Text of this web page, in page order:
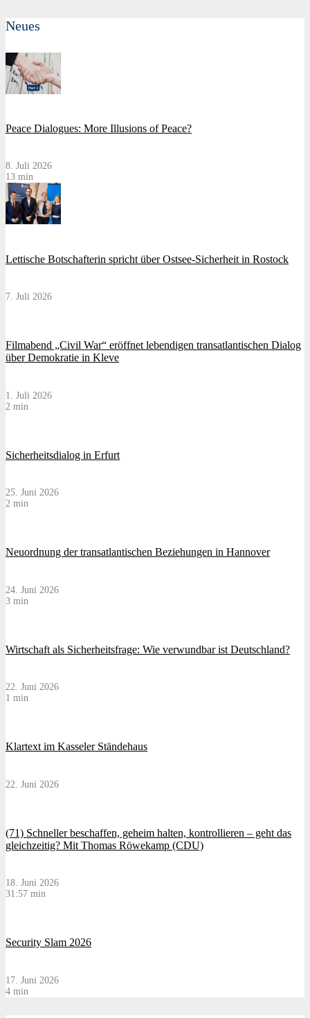
Neues
Peace Dialogues: More Illusions of Peace?
8. Juli 2026
13 min
Lettische Botschafterin spricht über Ostsee-Sicherheit in Rostock
7. Juli 2026
Filmabend „Civil War“ eröffnet lebendigen transatlantischen Dialog
über Demokratie in Kleve
1. Juli 2026
2 min
Sicherheitsdialog in Erfurt
25. Juni 2026
2 min
Neuordnung der transatlantischen Beziehungen in Hannover
24. Juni 2026
3 min
Wirtschaft als Sicherheitsfrage: Wie verwundbar ist Deutschland?
22. Juni 2026
1 min
Klartext im Kasseler Ständehaus
22. Juni 2026
(71) Schneller beschaffen, geheim halten, kontrollieren – geht das
gleichzeitig? Mit Thomas Röwekamp (CDU)
18. Juni 2026
31:57 min
Security Slam 2026
17. Juni 2026
4 min